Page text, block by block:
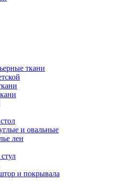
ткани
и овальные
лен
и покрывала